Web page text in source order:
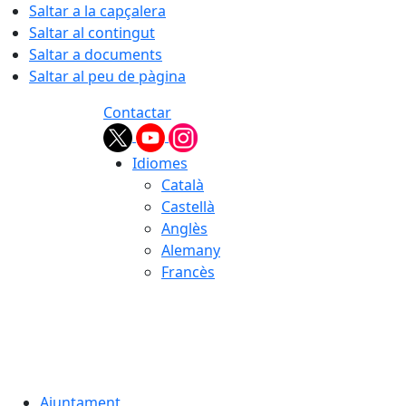
Saltar a la capçalera
Saltar al contingut
Saltar a documents
Saltar al peu de pàgina
Contactar
Idiomes
Català
Castellà
Anglès
Alemany
Francès